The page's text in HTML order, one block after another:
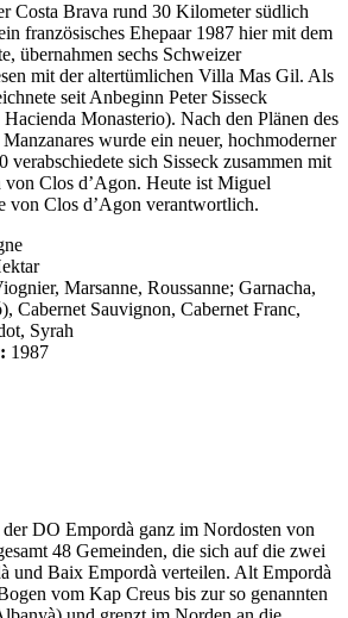
Costa Brava rund 30 Kilometer südlich
französisches Ehepaar 1987 hier mit dem
übernahmen sechs Schweizer
mit der altertümlichen Villa Mas Gil. Als
seit Anbeginn Peter Sisseck
Monasterio). Nach den Plänen des
wurde ein neuer, hochmoderner
verabschiedete sich Sisseck zusammen mit
Clos d’Agon. Heute ist Miguel
von Clos d’Agon verantwortlich.
Marsanne, Roussanne; Garnacha,
Cabernet Sauvignon, Cabernet Franc,
Syrah
1987
DO Empordà ganz im Nordosten von
48 Gemeinden, die sich auf die zwei
und Baix Empordà verteilen. Alt Empordà
vom Kap Creus bis zur so genannten